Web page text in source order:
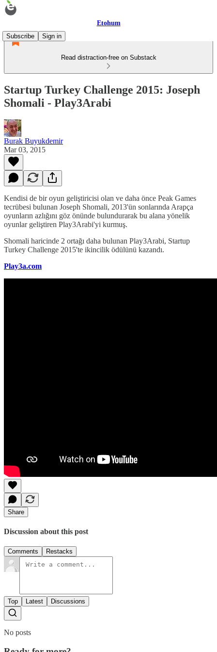
Etohum
Subscribe
Sign in
Read distraction-free on Substack
Startup Turkey Challenge 2015: Joseph
Shomali - Play3Arabi
Burak Buyukdemir
Mar 03, 2015
Kendisi de bir oyun geliştiricisi olan ve daha önce Peak Games
tecrübesi bulunan Joseph Shomali, 2013'ün sonlarında Arapça
oyunların azlığını göz önünde bulundurarak bu alana yönelik
oyunlar geliştiren Play3Arabi'yi kurmuş.
Shomali haricinde 2 ortağı daha bulunan Play3Arabi, Startup
Turkey Challenge 2015'te ikincilik ödülünü kazandı.
Play3a.com
Share
Discussion about this post
Comments Restacks
Top Latest Discussions
No posts